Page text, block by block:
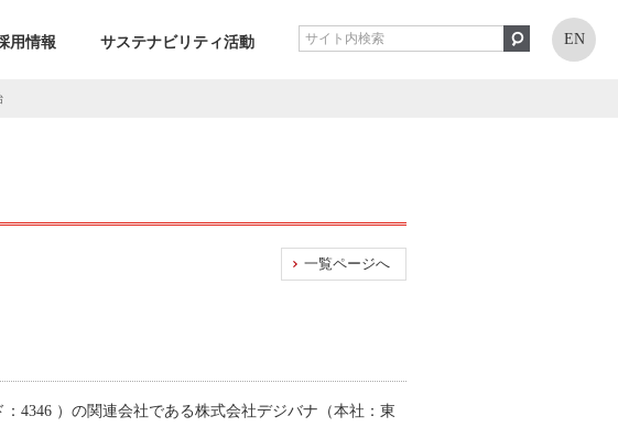
用情報 サステナビリティ活動 EN
一覧ページへ
4346 ）の関連会社である株式会社デジバナ（本社：東